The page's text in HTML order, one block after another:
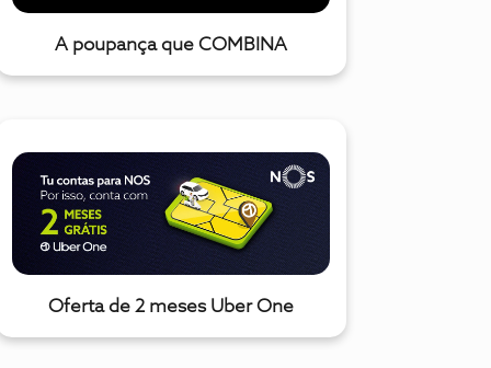
A poupança que COMBINA
Oferta de 2 meses Uber One